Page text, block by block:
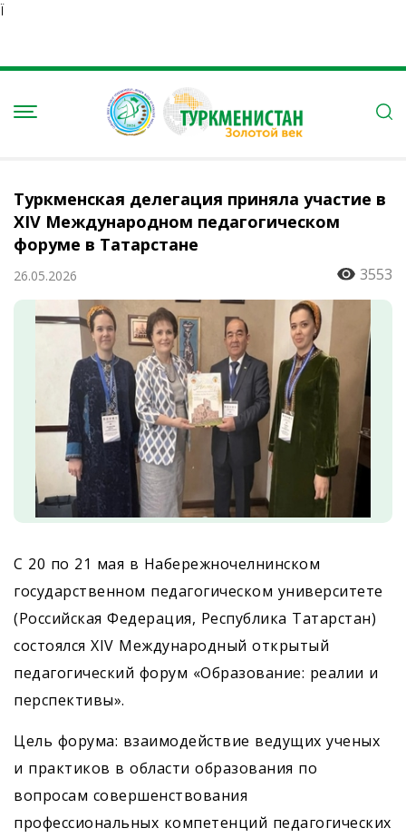
Ï
Туркменская делегация приняла участие в
XIV Международном педагогическом
форуме в Татарстане
26.05.2026 3553
С 20 по 21 мая в Набережночелнинском
государственном педагогическом университете
(Российская Федерация, Республика Татарстан)
состоялся XIV Международный открытый
педагогический форум «Образование: реалии и
перспективы».
Цель форума: взаимодействие ведущих ученых
и практиков в области образования по
вопросам совершенствования
профессиональных компетенций педагогических